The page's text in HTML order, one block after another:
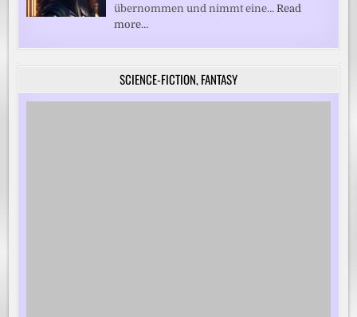
übernommen und nimmt eine…Read
more…
SCIENCE-FICTION, FANTASY